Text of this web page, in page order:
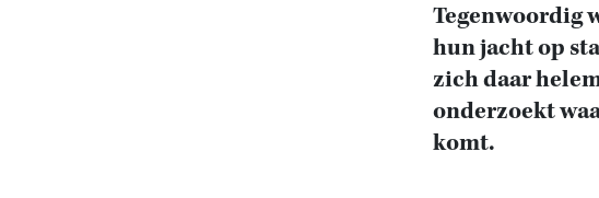
Tegenwoordig
hun jacht op
zich daar
onderzoekt
komt.